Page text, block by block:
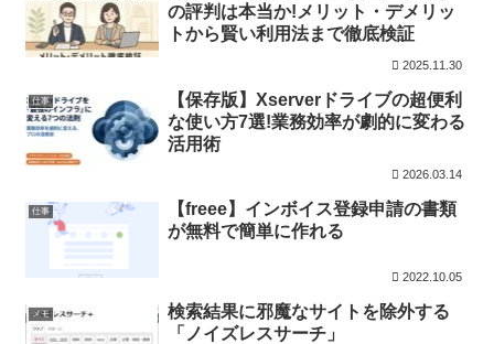
の評判は本当か!メリット・デメリッ
トから賢い利用法まで徹底検証
2025.11.30
仕事
【保存版】Xserverドライブの超便利
な使い方7選!業務効率が劇的に変わる
活用術
2026.03.14
仕事
【freee】インボイス登録申請の書類
が無料で簡単に作れる
2022.10.05
メモ
検索結果に邪魔なサイトを除外する
「ノイズレスサーチ」